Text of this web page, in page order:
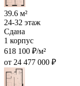
39.6 м²
24-32 этаж
Сдана
1 корпус
618 100 ₽/м²
от 24 477 000 ₽